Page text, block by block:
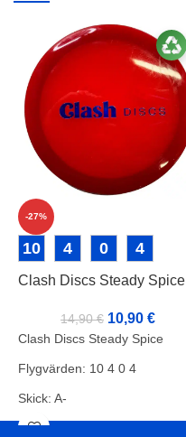
-27%
10 4 0 4
Clash Discs Steady Spice
14,90€ 10,90 €
Clash Discs Steady Spice
Flygvärden: 10 4 0 4
Skick: A-
Vikt: 172g